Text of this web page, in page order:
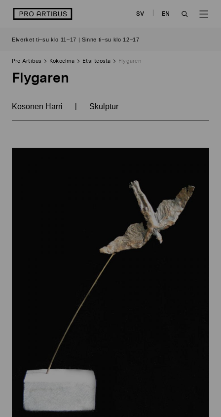
sisältöön
logo SV
EN
Elverket ti–su klo 11–17 | Sinne ti–su klo 12–17
Pro Artibus Kokoelma Etsi teosta Flygaren
Flygaren
Kosonen Harri | Skulptur